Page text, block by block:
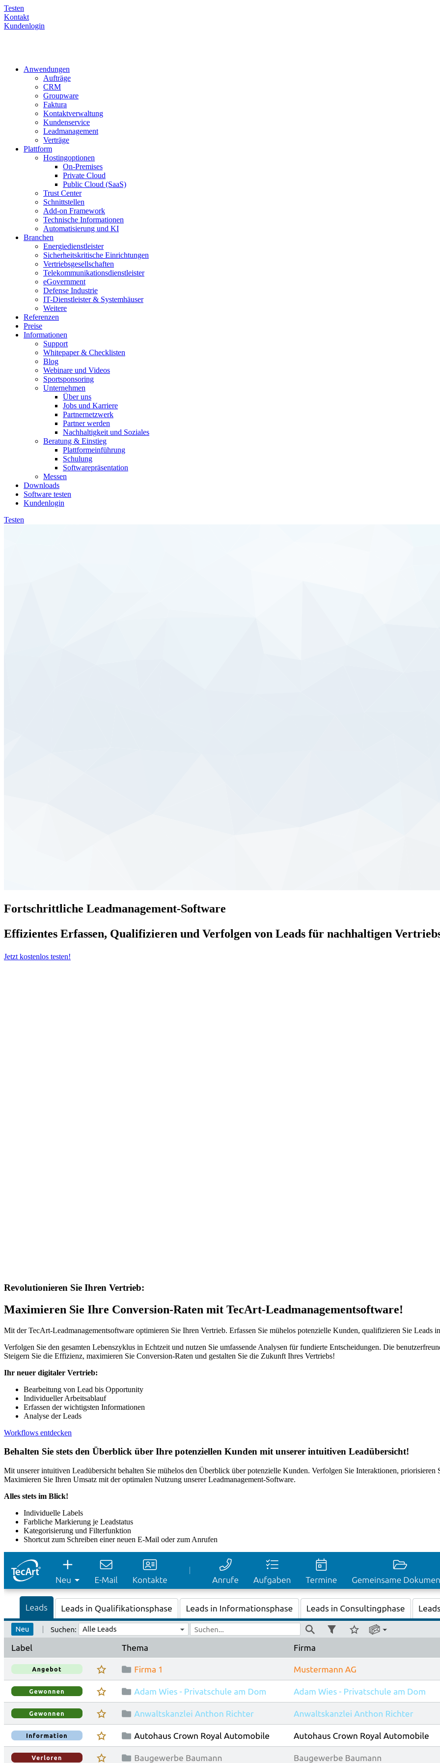
Testen
Kontakt
Kundenlogin
Anwendungen
Aufträge
CRM
Groupware
Faktura
Kontaktverwaltung
Kundenservice
Leadmanagement
Verträge
Plattform
Hostingoptionen
On-Premises
Private Cloud
Public Cloud (SaaS)
Trust Center
Schnittstellen
Add-on Framework
Technische Informationen
Automatisierung und KI
Branchen
Energiedienstleister
Sicherheitskritische Einrichtungen
Vertriebsgesellschaften
Telekommunikationsdienstleister
eGovernment
Defense Industrie
IT-Dienstleister & Systemhäuser
Weitere
Referenzen
Preise
Informationen
Support
Whitepaper & Checklisten
Blog
Webinare und Videos
Sportsponsoring
Unternehmen
Über uns
Jobs und Karriere
Partnernetzwerk
Partner werden
Nachhaltigkeit und Soziales
Beratung & Einstieg
Plattformeinführung
Schulung
Softwarepräsentation
Messen
Downloads
Software testen
Kundenlogin
Testen
Fortschrittliche Leadmanagement-Software
Effizientes Erfassen, Qualifizieren und Verfolgen von Leads für nachhaltigen
Jetzt kostenlos testen!
Revolutionieren Sie Ihren Vertrieb:
Maximieren Sie Ihre Conversion-Raten mit TecArt-Leadmanagementsoftware!
Mit der TecArt-Leadmanagementsoftware optimieren Sie Ihren Vertrieb. Erfassen Sie mühelos potenzielle Kunden, qualifizieren Sie Leads
Verfolgen Sie den gesamten Lebenszyklus in Echtzeit und nutzen Sie umfassende Analysen für fundierte Entscheidungen. Die
Steigern Sie die Effizienz, maximieren Sie Conversion-Raten und gestalten Sie die Zukunft Ihres Vertriebs!
Ihr neuer digitaler Vertrieb:
Bearbeitung von Lead bis Opportunity
Individueller Arbeitsablauf
Erfassen der wichtigsten Informationen
Analyse der Leads
Workflows entdecken
Behalten Sie stets den Überblick über Ihre potenziellen Kunden mit unserer intuitiven Leadübersicht!
Mit unserer intuitiven Leadübersicht behalten Sie mühelos den Überblick über potenzielle Kunden. Verfolgen Sie Interaktionen,
Maximieren Sie Ihren Umsatz mit der optimalen Nutzung unserer Leadmanagement-Software.
Alles stets im Blick!
Individuelle Labels
Farbliche Markierung je Leadstatus
Kategorisierung und Filterfunktion
Shortcut zum Schreiben einer neuen E-Mail oder zum Anrufen